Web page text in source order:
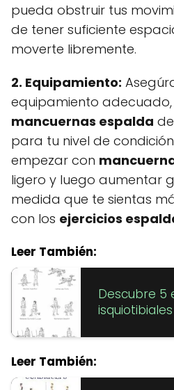
pueda obstruir tus
de tener suficiente
moverte libremente.
2. Equipamiento:
equipamiento
mancuernas espalda
para tu nivel de
empezar con
ligero y luego aumentar
medida que te sientas
con los ejercicios
Leer También:
Descubre 5
Leer También: